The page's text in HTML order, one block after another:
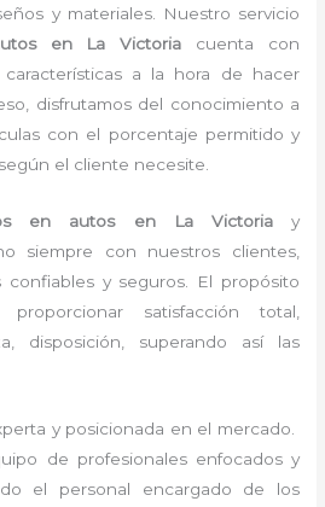
y materiales. Nuestro servicio
en La Victoria cuenta con
a la hora de hacer
disfrutamos del conocimiento a
con el porcentaje permitido y
el cliente necesite.
en autos en La Victoria y
siempre con nuestros clientes,
confiables y seguros. El propósito
satisfacción total,
disposición, superando así las
y posicionada en el mercado.
de profesionales enfocados y
el personal encargado de los